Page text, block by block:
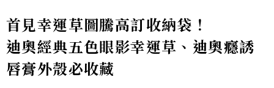
首見幸運草圖騰高訂收納袋 ！
迪奧經典五色眼影幸運草、迪奧癮誘
唇膏外殼必收藏